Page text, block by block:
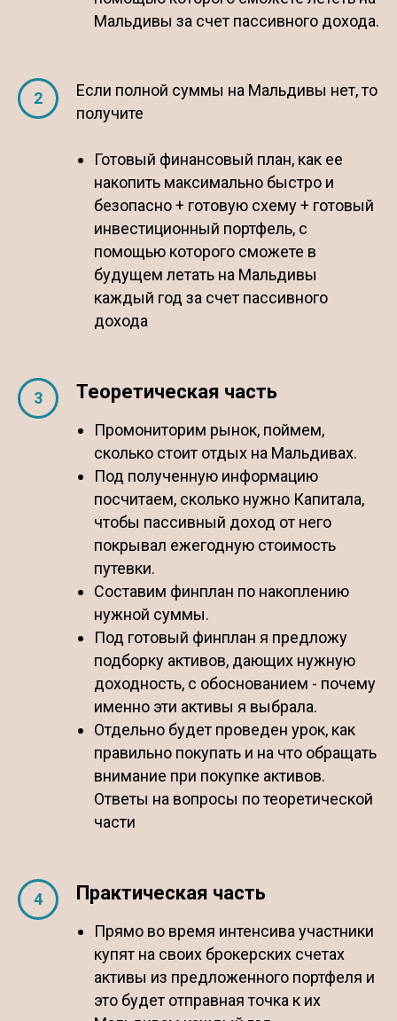
Мальдивы за счет пассивного дохода.
Если полной суммы на Мальдивы нет, то
получите
Готовый финансовый план, как ее
накопить максимально быстро и
безопасно + готовую схему + готовый
инвестиционный портфель, с
помощью которого сможете в
будущем летать на Мальдивы
каждый год за счет пассивного
дохода
Теоретическая часть
Промониторим рынок, поймем,
сколько стоит отдых на Мальдивах.
Под полученную информацию
посчитаем, сколько нужно Капитала,
чтобы пассивный доход от него
покрывал ежегодную стоимость
путевки.
Составим финплан по накоплению
нужной суммы.
Под готовый финплан я предложу
подборку активов, дающих нужную
доходность, с обоснованием - почему
именно эти активы я выбрала.
Отдельно будет проведен урок, как
правильно покупать и на что обращать
внимание при покупке активов.
Ответы на вопросы по теоретической
части
Практическая часть
Прямо во время интенсива участники
купят на своих брокерских счетах
активы из предложенного портфеля и
это будет отправная точка к их